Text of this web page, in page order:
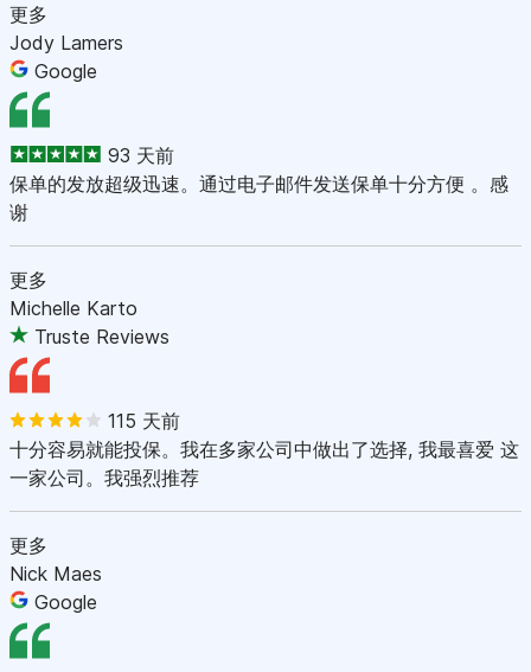
更多
Jody Lamers
Google
93 天前
保单的发放超级迅速。通过电子邮件发送保单十分方便 。感
谢
更多
Michelle Karto
Truste Reviews
115 天前
十分容易就能投保。我在多家公司中做出了选择, 我最喜爱 这
一家公司。我强烈推荐
更多
Nick Maes
Google